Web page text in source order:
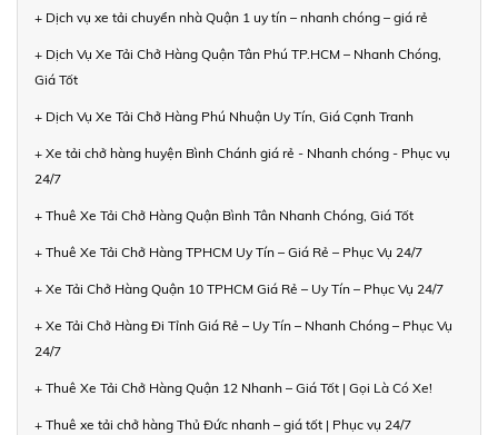
+ Dịch vụ xe tải chuyển nhà Quận 1 uy tín – nhanh chóng – giá rẻ
+ Dịch Vụ Xe Tải Chở Hàng Quận Tân Phú TP.HCM – Nhanh Chóng,
Giá Tốt
+ Dịch Vụ Xe Tải Chở Hàng Phú Nhuận Uy Tín, Giá Cạnh Tranh
+ Xe tải chở hàng huyện Bình Chánh giá rẻ - Nhanh chóng - Phục vụ
24/7
+ Thuê Xe Tải Chở Hàng Quận Bình Tân Nhanh Chóng, Giá Tốt
+ Thuê Xe Tải Chở Hàng TPHCM Uy Tín – Giá Rẻ – Phục Vụ 24/7
+ Xe Tải Chở Hàng Quận 10 TPHCM Giá Rẻ – Uy Tín – Phục Vụ 24/7
+ Xe Tải Chở Hàng Đi Tỉnh Giá Rẻ – Uy Tín – Nhanh Chóng – Phục Vụ
24/7
+ Thuê Xe Tải Chở Hàng Quận 12 Nhanh – Giá Tốt | Gọi Là Có Xe!
+ Thuê xe tải chở hàng Thủ Đức nhanh – giá tốt | Phục vụ 24/7